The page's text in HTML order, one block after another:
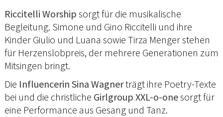
Riccitelli Worship sorgt für die musikalische
Begleitung. Simone und Gino Riccitelli und ihre
Kinder Giulio und Luana sowie Tirza Menger stehen
für Herzenslobpreis, der mehrere Generationen zum
Mitsingen bringt.
Die Influencerin Sina Wagnerträgt ihre Poetry-Texte
bei und die christliche Girlgroup XXL-o-onesorgt für
eine Performance aus Gesang und Tanz.